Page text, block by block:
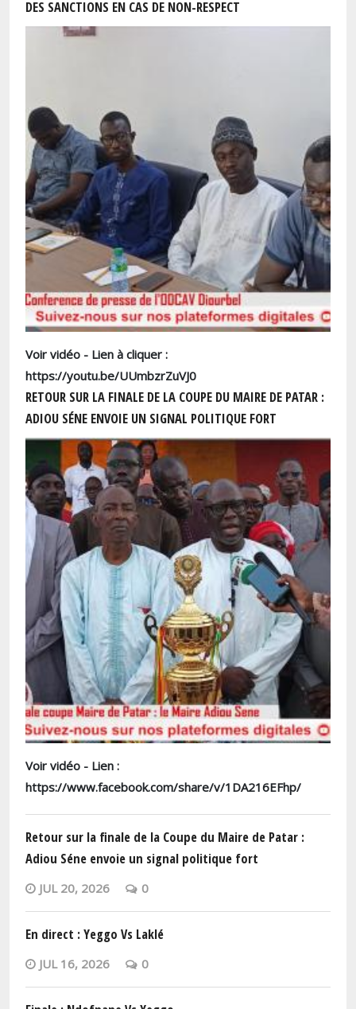
DES SANCTIONS EN CAS DE NON-RESPECT
Voir vidéo - Lien à cliquer :
https://youtu.be/UUmbzrZuVJ0
RETOUR SUR LA FINALE DE LA COUPE DU MAIRE DE PATAR :
ADIOU SÉNE ENVOIE UN SIGNAL POLITIQUE FORT
Voir vidéo - Lien :
https://www.facebook.com/share/v/1DA216EFhp/
Retour sur la finale de la Coupe du Maire de Patar :
Adiou Séne envoie un signal politique fort
JUL 20, 2026 0
En direct : Yeggo Vs Laklé
JUL 16, 2026 0